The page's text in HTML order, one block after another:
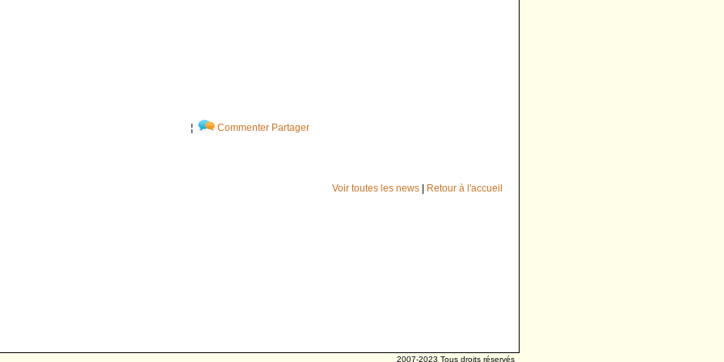
¦ Commenter Partager
Voir toutes les news| Retour à l'accueil
2007-2023 Tous droits réservés